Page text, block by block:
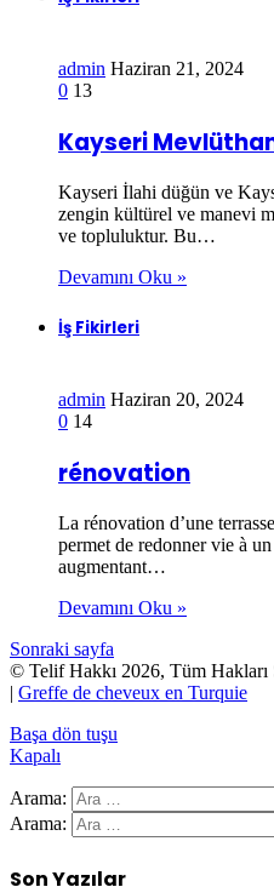
admin Haziran 21, 2024
0 13
Kayseri
Kayseri İlahi düğün ve
zengin kültürel ve manevi
ve topluluktur. Bu…
Devamını Oku »
İş Fikirleri
admin Haziran 20, 2024
0 14
rénovation
La rénovation d’une
permet de redonner vie à
augmentant…
Devamını Oku »
Sonraki sayfa
© Telif Hakkı 2026, Tüm Hakları
| Greffe de cheveux en Turquie
Başa dön tuşu
Kapalı
Arama:
Arama:
Son Yazılar